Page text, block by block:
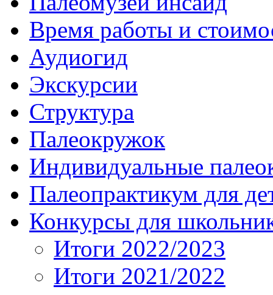
Время работы и
Аудиогид
Экскурсии
Структура
Палеокружок
Индивидуальные
Палеопрактикум для
Конкурсы для
Итоги 2022/2023
Итоги 2021/2022